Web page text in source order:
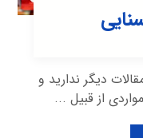
دیگر ندارید و
از قبیل ...